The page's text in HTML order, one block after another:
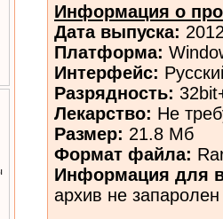
Информация о
Дата выпуска:
Платформа:
Интерфейс:
Разрядность:
Лекарство: Не
Размер: 21.8 Мб
Формат файла:
Информация для
архив не запаролен